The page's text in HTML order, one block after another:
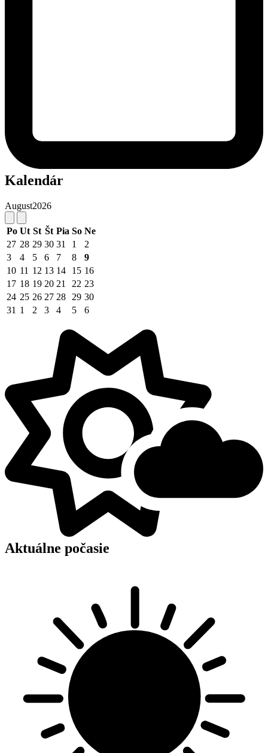
Kalendár
August2026
Po Ut St Št Pia So Ne
27 28 29 30 31 1
2
3
4 5 6 7 8
9
10 11 12 13 14 15 16
17 18 19 20 21 22 23
24 25 26 27 28 29 30
31 1 2 3 4 5 6
Aktuálne počasie